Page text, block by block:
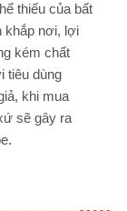
thiếu của bất
khắp nơi, lợi
kém chất
tiêu dùng
khi mua
sẽ gây ra